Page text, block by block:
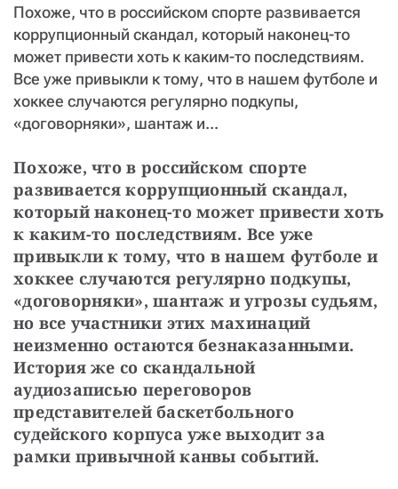
Похоже, что в российском спорте развивается
коррупционный скандал, который наконец-то
может привести хоть к каким-то последствиям.
Все уже привыкли к тому, что в нашем футболе и
хоккее случаются регулярно подкупы,
«договорняки», шантаж и...
Похоже, что в российском спорте
развивается коррупционный скандал,
который наконец-то может привести хоть
к каким-то последствиям. Все уже
привыкли к тому, что в нашем футболе и
хоккее случаются регулярно подкупы,
«договорняки», шантаж и угрозы судьям,
но все участники этих махинаций
неизменно остаются безнаказанными.
История же со скандальной
аудиозаписью переговоров
представителей баскетбольного
судейского корпуса уже выходит за
рамки привычной канвы событий.
ПОДЕЛИТЬСЯ С ДРУЗЬЯМИ
Если у вас есть вопросы, пишите donate@novayagazeta.ruили
звоните:
+7 (929) 612-03-68